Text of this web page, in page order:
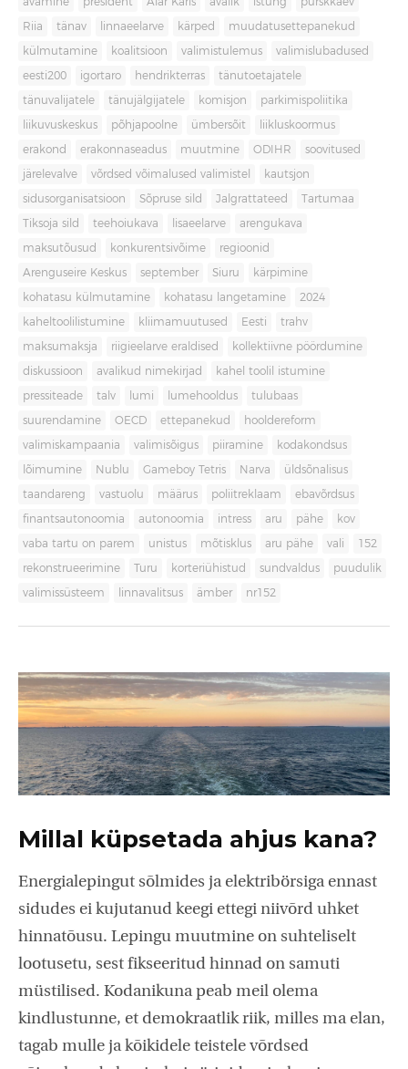
Riia tänav linnaeelarve kärped muudatusettepanekud
külmutamine koalitsioon valimistulemus valimislubadused
eesti200 igortaro hendrikterras tänutoetajatele
tänuvalijatele tänujälgijatele komisjon parkimispoliitika
liikuvuskeskus põhjapoolne ümbersõit liikluskoormus
erakond erakonnaseadus muutmine ODIHR soovitused
järelevalve võrdsed võimalused valimistel kautsjon
sidusorganisatsioon Sõpruse sild Jalgrattateed Tartumaa
Tiksoja sild teehoiukava lisaeelarve arengukava
maksutõusud konkurentsivõime regioonid
Arenguseire Keskus september Siuru kärpimine
kohatasu külmutamine kohatasu langetamine 2024
kaheltoolilistumine kliimamuutused Eesti trahv
maksumaksja riigieelarve eraldised kollektiivne pöördumine
diskussioon avalikud nimekirjad kahel toolil istumine
pressiteade talv lumi lumehooldus tulubaas
suurendamine OECD ettepanekud hooldereform
valimiskampaania valimisõigus piiramine kodakondsus
lõimumine Nublu Gameboy Tetris Narva üldsõnalisus
taandareng vastuolu määrus poliitreklaam ebavõrdsus
finantsautonoomia autonoomia intress aru pähe kov
vaba tartu on parem unistus mõtisklus aru pähe vali 152
rekonstrueerimine Turu korteriühistud sundvaldus puudulik
valimissüsteem linnavalitsus ämber nr152
Millal küpsetada ahjus kana?
Energialepingut sõlmides ja elektribörsiga ennast
sidudes ei kujutanud keegi ettegi niivõrd uhket
hinnatõusu. Lepingu muutmine on suhteliselt
lootusetu, sest fikseeritud hinnad on samuti
müstilised. Kodanikuna peab meil olema
kindlustunne, et demokraatlik riik, milles ma elan,
tagab mulle ja kõikidele teistele võrdsed